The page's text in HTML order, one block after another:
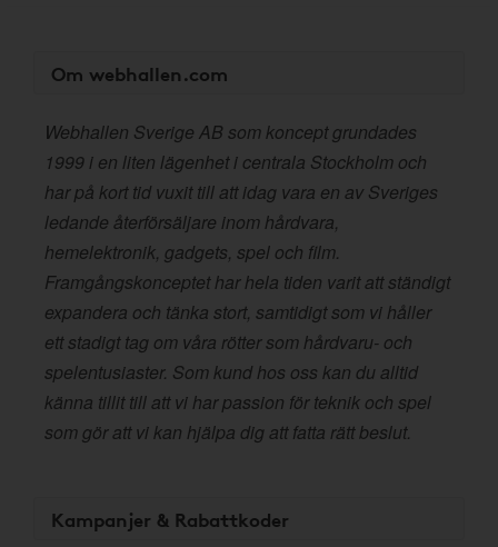
Om webhallen.com
Webhallen Sverige AB som koncept grundades
1999 i en liten lägenhet i centrala Stockholm och
har på kort tid vuxit till att idag vara en av Sveriges
ledande återförsäljare inom hårdvara,
hemelektronik, gadgets, spel och film.
Framgångskonceptet har hela tiden varit att ständigt
expandera och tänka stort, samtidigt som vi håller
ett stadigt tag om våra rötter som hårdvaru- och
spelentusiaster. Som kund hos oss kan du alltid
känna tillit till att vi har passion för teknik och spel
som gör att vi kan hjälpa dig att fatta rätt beslut.
Kampanjer & Rabattkoder